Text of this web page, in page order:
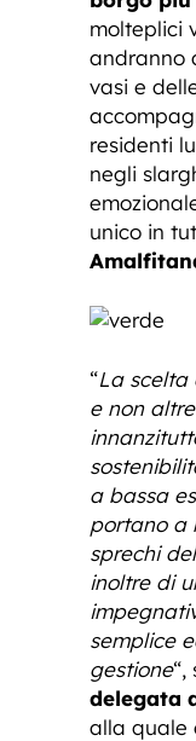
molteplici
andranno
vasi e
residenti
negli
unico in
“La scelta
e non
a bassa
portano a
sprechi
inoltre di
semplice
gestione“,
delegata
alla quale